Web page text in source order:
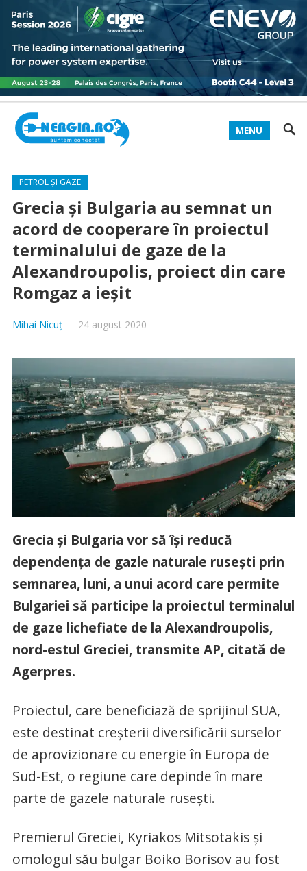
MENU
PETROL ȘI GAZE
Grecia şi Bulgaria au semnat un
acord de cooperare în proiectul
terminalului de gaze de la
Alexandroupolis, proiect din care
Romgaz a ieșit
Mihai Nicuț— 24 august 2020
Grecia şi Bulgaria vor să îşi reducă
dependenţa de gazle naturale ruseşti prin
semnarea, luni, a unui acord care permite
Bulgariei să participe la proiectul terminalul
de gaze lichefiate de la Alexandroupolis,
nord-estul Greciei, transmite AP, citată de
Agerpres.
Proiectul, care beneficiază de sprijinul SUA,
este destinat creşterii diversificării surselor
de aprovizionare cu energie în Europa de
Sud-Est, o regiune care depinde în mare
parte de gazele naturale ruseşti.
Premierul Greciei, Kyriakos Mitsotakis şi
omologul său bulgar Boiko Borisov au fost